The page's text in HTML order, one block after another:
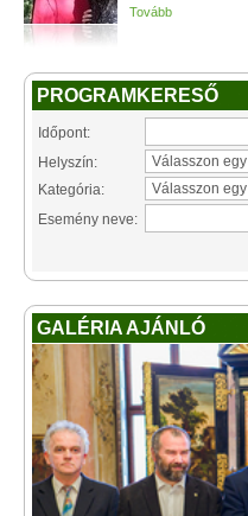
Tovább
PROGRAMKERESŐ
Időpont:
Helyszín:
Kategória:
Esemény neve:
GALÉRIA AJÁNLÓ